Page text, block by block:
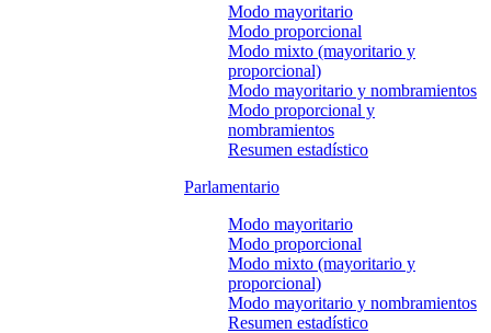
Modo mayoritario
Modo proporcional
Modo mixto (mayoritario y
proporcional)
Modo mayoritario y nombramientos
Modo proporcional y
nombramientos
Resumen estadístico
Parlamentario
Modo mayoritario
Modo proporcional
Modo mixto (mayoritario y
proporcional)
Modo mayoritario y nombramientos
Resumen estadístico